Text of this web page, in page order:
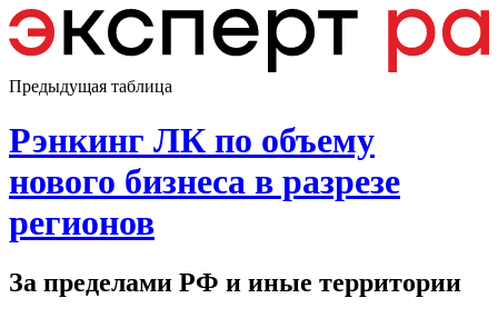
Предыдущая таблица
Рэнкинг ЛК по объему
нового бизнеса в разрезе
регионов
За пределами РФ и иные территории